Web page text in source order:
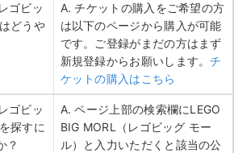
ゴビッ
どうや
A. チケットの購入をご希望の方
は以下のページから購入が可能
です。ご登録がまだの方はまず
新規登録からお願いします。チ
ケットの購入はこちら
ゴビッ
探すに
？
A. ページ上部の検索欄にLEGO
BIG MORL（レゴビッグ モー
ル）と入力いただくと該当の公